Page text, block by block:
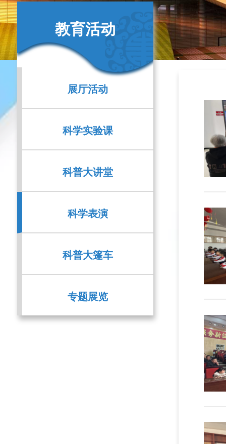
教育活动
展厅活动
科学实验课
科普大讲堂
科学表演
科普大篷车
专题展览